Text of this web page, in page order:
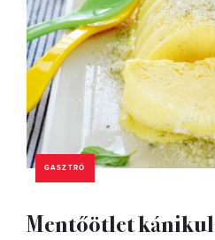
GASZTRÓ
Mentőötlet